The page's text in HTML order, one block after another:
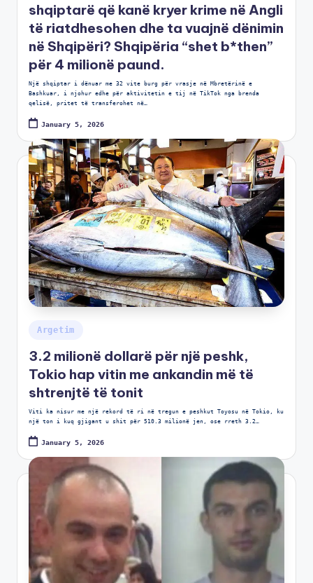
shqiptarë që kanë kryer krime në Angli
të riatdhesohen dhe ta vuajnë dënimin
në Shqipëri? Shqipëria “shet b*then”
për 4 milionë paund.
Një shqiptar i dënuar me 32 vite burg për vrasje në Mbretërinë e
Bashkuar, i njohur edhe për aktivitetin e tij në TikTok nga brenda
qelisë, pritet të transferohet në…
January 5, 2026
Argetim
3.2 milionë dollarë për një peshk,
Tokio hap vitin me ankandin më të
shtrenjtë të tonit
Viti ka nisur me një rekord të ri në tregun e peshkut Toyosu në Tokio, ku
një ton i kuq gjigant u shit për 510.3 milionë jen, ose rreth 3.2…
January 5, 2026